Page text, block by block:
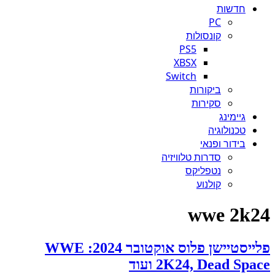
חדשות
PC
קונסולות
PS5
XBSX
Switch
ביקורות
סקירות
גיימינג
טכנולוגיה
בידור ופנאי
סדרות טלוויזיה
נטפליקס
קולנוע
wwe 2k24
פלייסטיישן פלוס אוקטובר 2024: WWE
2K24, Dead Space ועוד